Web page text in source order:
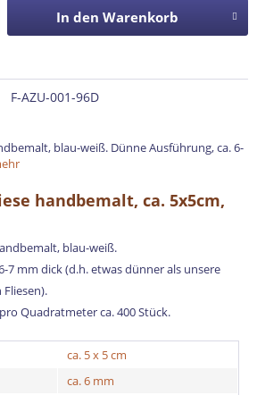
In den Warenkorb
F-AZU-001-96D
blau-weiß. Dünne Ausführung, ca. 6-
handbemalt, ca. 5x5cm,
blau-weiß.
7 mm dick (d.h. etwas dünner als unsere
Quadratmeter ca. 400 Stück.
ca. 5 x 5 cm
ca. 6 mm